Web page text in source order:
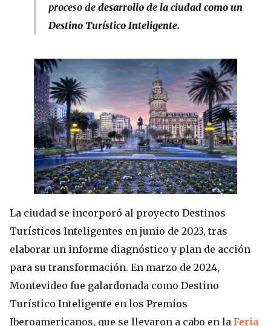
proceso de desarrollo de la ciudad como un
Destino Turístico Inteligente.
La ciudad se incorporó al proyecto Destinos
Turísticos Inteligentes en junio de 2023, tras
elaborar un informe diagnóstico y plan de acción
para su transformación. En marzo de 2024,
Montevideo fue galardonada como Destino
Turístico Inteligente en los Premios
Iberoamericanos, que se llevaron a cabo en la Feria